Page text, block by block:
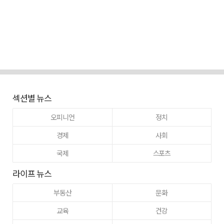
섹션별 뉴스
오피니언
정치
경제
사회
국제
스포츠
라이프 뉴스
부동산
문화
교육
건강